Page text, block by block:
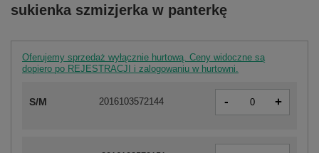
sukienka szmizjerka w panterkę
Oferujemy sprzedaż wyłącznie hurtową. Ceny widoczne są
dopiero po REJESTRACJI i zalogowaniu w hurtowni.
S/M 2016103572144 - +